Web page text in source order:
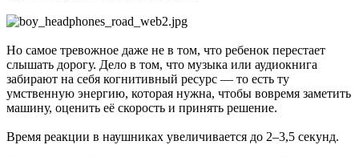
Но самое тревожное даже не в том, что ребенок перестает
слышать дорогу. Дело в том, что музыка или аудиокнига
забирают на себя когнитивный ресурс — то есть ту
умственную энергию, которая нужна, чтобы вовремя заметить
машину, оценить её скорость и принять решение.
Время реакции в наушниках увеличивается до 2–3,5 секунд.